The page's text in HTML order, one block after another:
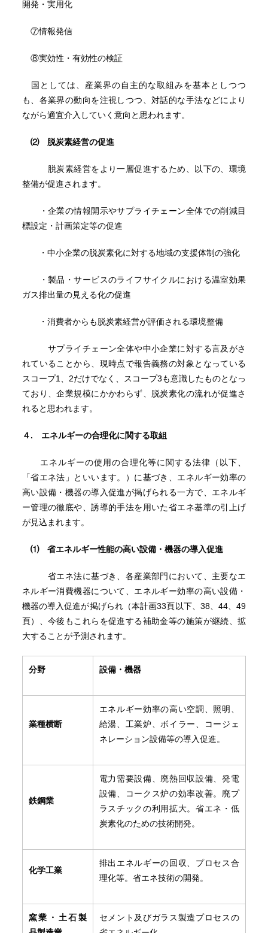
開発・実用化
⑦情報発信
⑧実効性・有効性の検証
国としては、産業界の自主的な取組みを基本としつつ
も、各業界の動向を注視しつつ、対話的な手法などにより
ながら適宜介入していく意向と思われます。
⑵ 脱炭素経営の促進
脱炭素経営をより一層促進するため、以下の、環境
整備が促進されます。
・企業の情報開示やサプライチェーン全体での削減目
標設定・計画策定等の促進
・中小企業の脱炭素化に対する地域の支援体制の強化
・製品・サービスのライフサイクルにおける温室効果
ガス排出量の見える化の促進
・消費者からも脱炭素経営が評価される環境整備
サプライチェーン全体や中小企業に対する言及がさ
れていることから、現時点で報告義務の対象となっている
スコープ1、2だけでなく、スコープ3も意識したものとなっ
ており、企業規模にかかわらず、脱炭素化の流れが促進さ
れると思われます。
４. エネルギーの合理化に関する取組
エネルギーの使用の合理化等に関する法律（以下、
「省エネ法」といいます。）に基づき、エネルギー効率の
高い設備・機器の導入促進が掲げられる一方で、エネルギ
ー管理の徹底や、誘導的手法を用いた省エネ基準の引上げ
が見込まれます。
⑴ 省エネルギー性能の高い設備・機器の導入促進
省エネ法に基づき、各産業部門において、主要なエ
ネルギー消費機器について、エネルギー効率の高い設備・
機器の導入促進が掲げられ（本計画33頁以下、38、44、49
頁）、今後もこれらを促進する補助金等の施策が継続、拡
大することが予測されます。
分野 設備・機器
業種横断
エネルギー効率の高い空調、照明、
給湯、工業炉、ボイラー、コージェ
ネレーション設備等の導入促進。
鉄鋼業
電力需要設備、廃熱回収設備、発電
設備、コークス炉の効率改善。廃プ
ラスチックの利用拡大。省エネ・低
炭素化のための技術開発。
化学工業
排出エネルギーの回収、プロセス合
理化等。省エネ技術の開発。
窯業・土石製
セメント及びガラス製造プロセスの